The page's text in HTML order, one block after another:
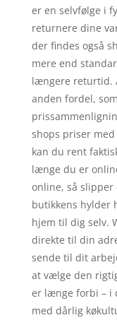
er en selvfølge i
returnere dine
der findes også
mere end
længere returtid.
anden fordel,
shops priser
kan du rent
længe du er
online, så
butikkens hylder
hjem til dig selv.
direkte til din
sende til dit
at vælge den
er længe forbi – i
med dårlig